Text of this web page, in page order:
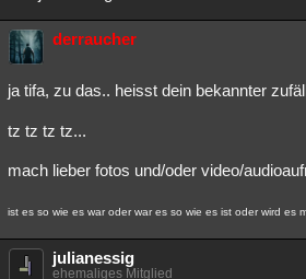
derraucher
ja tifa, zu das.. heisst dein bekannter
tz tz tz tz...
mach lieber fotos und/oder video/
ist es so wie es war oder war es so wie es ist oder wird es
julianessig
ehemaliges Mitglied